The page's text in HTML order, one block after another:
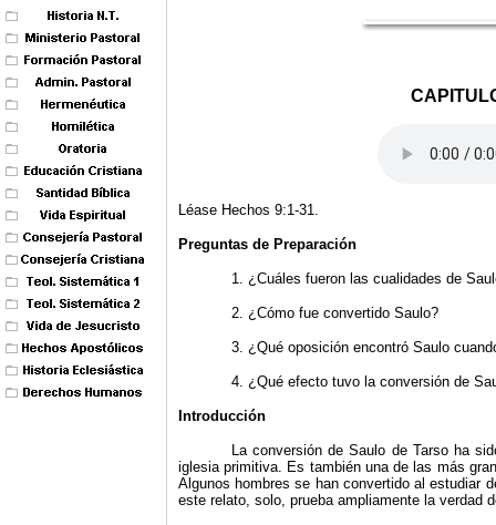
Léase Hechos 9:1-31.
Preguntas de Preparación
1. ¿Cuáles fueron las cualidades de
2. ¿Cómo fue convertido Saulo?
3. ¿Qué oposición encontró Saulo
4. ¿Qué efecto tuvo la conversión de
Introducción
La conversión de Saulo de Tarso ha
iglesia primitiva. Es también una de las más
Algunos hombres se han convertido al estudiar
este relato, solo, prueba ampliamente la verdad